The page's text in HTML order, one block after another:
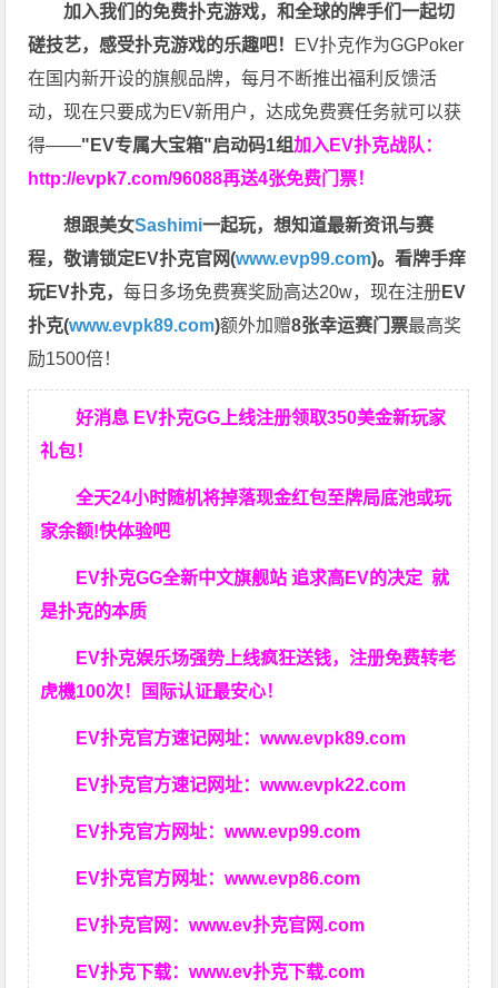
加入我们的免费扑克游戏，和全球的牌手们一起切
磋技艺，感受扑克游戏的乐趣吧！ EV扑克作为GGPoker
在国内新开设的旗舰品牌，每月不断推出福利反馈活
动，现在只要成为EV新用户，达成免费赛任务就可以获
得——"EV专属大宝箱"启动码1组加入EV扑克战队：
http://evpk7.com/96088再送4张免费门票！
想跟美女Sashimi一起玩，想知道最新资讯与赛
程，敬请锁定EV扑克官网(www.evp99.com)。看牌手痒
玩EV扑克，每日多场免费赛奖励高达20w，现在注册EV
扑克(www.evpk89.com)额外加赠8张幸运赛门票最高奖
励1500倍！
好消息 EV扑克GG上线注册领取350美金新玩家
礼包！
全天24小时随机将掉落现金红包至牌局底池或玩
家余额!快体验吧
EV扑克GG全新中文旗舰站 追求高EV的决定就
是扑克的本质
EV扑克娱乐场强势上线疯狂送钱，注册免费转老
虎機100次！国际认证最安心！
EV扑克官方速记网址：www.evpk89.com
EV扑克官方速记网址：www.evpk22.com
EV扑克官方网址：www.evp99.com
EV扑克官方网址：www.evp86.com
EV扑克官网：www.ev扑克官网.com
EV扑克下载：www.ev扑克下载.com